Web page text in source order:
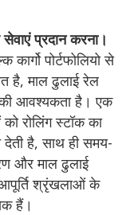
प्रदान करना।
पोर्टफोलियो से
है, माल ढुलाई रेल
आवश्यकता है। एक
को रोलिंग स्टॉक का
है, साथ ही समय-
और माल ढुलाई
आपूर्ति श्रृंखलाओं के
हैं।